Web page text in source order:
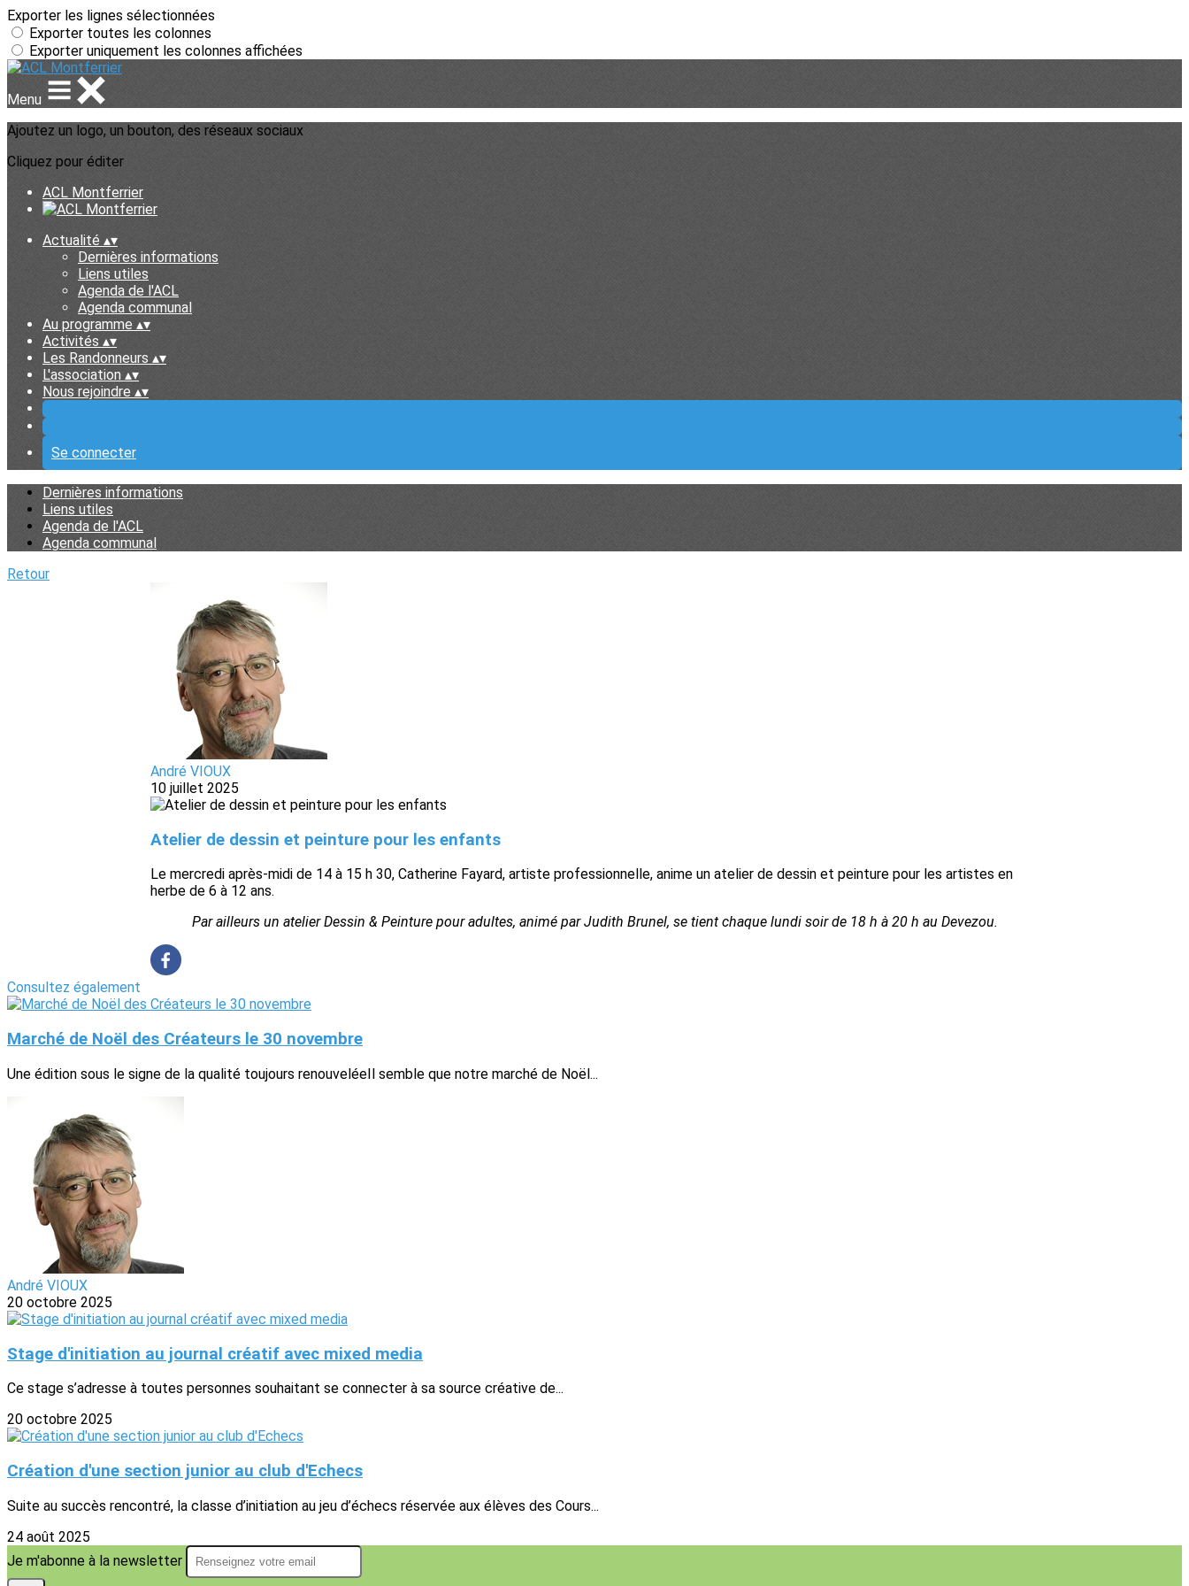
Exporter les lignes sélectionnées
Exporter toutes les colonnes
Exporter uniquement les colonnes affichées
Menu
Ajoutez un logo, un bouton, des réseaux sociaux
Cliquez pour éditer
ACL Montferrier
Actualité ▴▾
Dernières informations
Liens utiles
Agenda de l'ACL
Agenda communal
Au programme ▴▾
Activités ▴▾
Les Randonneurs ▴▾
L'association ▴▾
Nous rejoindre ▴▾
Se connecter
Dernières informations
Liens utiles
Agenda de l'ACL
Agenda communal
Retour
André VIOUX
10 juillet 2025
Atelier de dessin et peinture pour les enfants
Le mercredi après-midi de 14 à 15 h 30, Catherine Fayard, artiste professionnelle, anime un atelier de dessin et peinture pour les artistes en
herbe de 6 à 12 ans.
Par ailleurs un atelier Dessin & Peinture pour adultes, animé par Judith Brunel, se tient chaque lundi soir de 18 h à 20 h au Devezou.
Consultez également
Marché de Noël des Créateurs le 30 novembre
Une édition sous le signe de la qualité toujours renouveléeIl semble que notre marché de Noël...
André VIOUX
20 octobre 2025
Stage d'initiation au journal créatif avec mixed media
Ce stage s’adresse à toutes personnes souhaitant se connecter à sa source créative de...
20 octobre 2025
Création d'une section junior au club d'Echecs
Suite au succès rencontré, la classe d’initiation au jeu d’échecs réservée aux élèves des Cours...
24 août 2025
Je m'abonne à la newsletter